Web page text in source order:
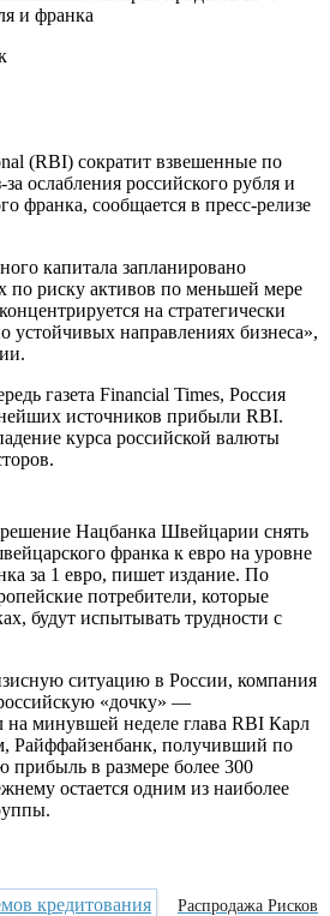
и франка
(RBI) сократит взвешенные по
ослабления российского рубля и
франка, сообщается в пресс-релизе
капитала запланировано
по риску активов по меньшей мере
на стратегически
устойчивых направлениях бизнеса»,
газета Financial Times, Россия
источников прибыли RBI.
курса российской валюты
Нацбанка Швейцарии снять
франка к евро на уровне
за 1 евро, пишет издание. По
потребители, которые
будут испытывать трудности с
ситуацию в России, компания
«дочку» —
на минувшей неделе глава RBI Карл
Райффайзенбанк, получивший по
прибыль в размере более 300
остается одним из наиболее
Распродажа Рисков